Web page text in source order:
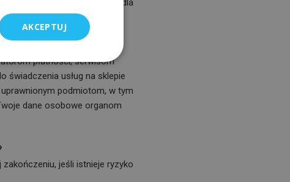
płatności, serwisom
świadczenia usług na sklepie
podmiotom, w tym
dane osobowe organom
jeśli istnieje ryzyko
AKCEPTUJ